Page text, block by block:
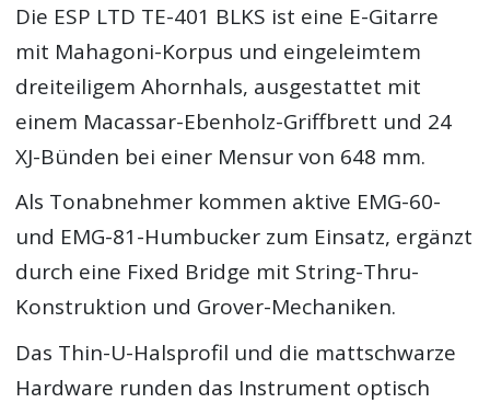
Die ESP LTD TE-401 BLKS ist eine E-Gitarre
mit Mahagoni-Korpus und eingeleimtem
dreiteiligem Ahornhals, ausgestattet mit
einem Macassar-Ebenholz-Griffbrett und 24
XJ-Bünden bei einer Mensur von 648 mm.
Als Tonabnehmer kommen aktive EMG-60-
und EMG-81-Humbucker zum Einsatz, ergänzt
durch eine Fixed Bridge mit String-Thru-
Konstruktion und Grover-Mechaniken.
Das Thin-U-Halsprofil und die mattschwarze
Hardware runden das Instrument optisch